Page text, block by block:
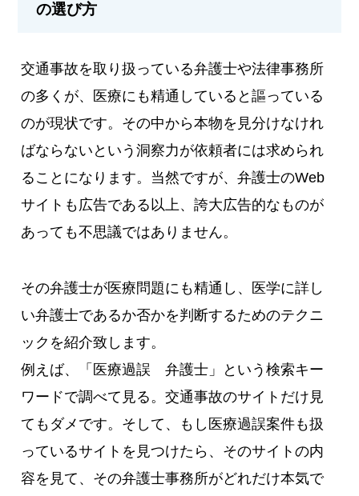
の選び方
交通事故を取り扱っている弁護士や法律事務所
の多くが、医療にも精通していると謳っている
のが現状です。その中から本物を見分けなけれ
ばならないという洞察力が依頼者には求められ
ることになります。当然ですが、弁護士のWeb
サイトも広告である以上、誇大広告的なものが
あっても不思議ではありません。
その弁護士が医療問題にも精通し、医学に詳し
い弁護士であるか否かを判断するためのテクニ
ックを紹介致します。
例えば、「医療過誤 弁護士」という検索キー
ワードで調べて見る。交通事故のサイトだけ見
てもダメです。そして、もし医療過誤案件も扱
っているサイトを見つけたら、そのサイトの内
容を見て、その弁護士事務所がどれだけ本気で